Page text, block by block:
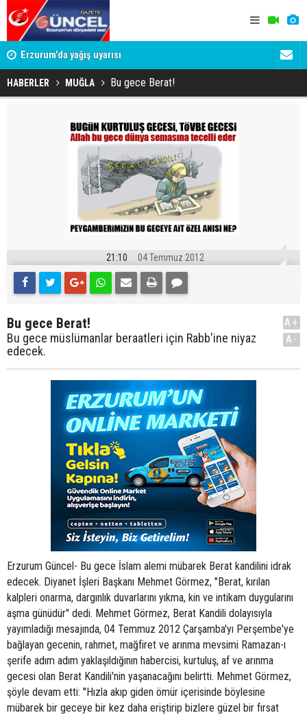
Erzurum'da yağış uyarısı Erzurum
HABERLER MUĞLA Bu gece Berat!
21:10 04 Temmuz 2012
Bu gece Berat!
Bu gece müslümanlar beraatleri için Rabb'ine niyaz
edecek.
A+
A-
Erzurum Güncel- Bu gece İslam alemi mübarek Berat kandilini idrak
edecek. Diyanet İşleri Başkanı Mehmet Görmez, "Berat, kırılan
kalpleri onarma, dargınlık duvarlarını yıkma, kin ve intikam duygularını
aşma günüdür" dedi. Mehmet Görmez, Berat Kandili dolayısıyla
yayımladığı mesajında, 04 Temmuz 2012 Çarşamba'yı Perşembe'ye
bağlayan gecenin, rahmet, mağfiret ve arınma mevsimi Ramazan-ı
şerife adım adım yaklaşıldığının habercisi, kurtuluş, af ve arınma
gecesi olan Berat Kandili'nin yaşanacağını belirtti. Mehmet Görmez,
şöyle devam etti: ''Hızla akıp giden ömür içerisinde böylesine
mübarek bir geceye bir kez daha eriştirip bizlere güzel bir fırsat